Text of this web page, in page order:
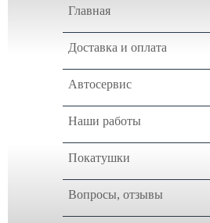
Главная
Доставка и оплата
Автосервис
Наши работы
Покатушки
Вопросы, отзывы